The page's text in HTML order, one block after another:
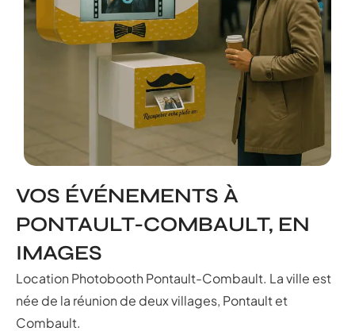
VOS ÉVÉNEMENTS À
PONTAULT-COMBAULT, EN
IMAGES
Location Photobooth Pontault-Combault. La ville est
née de la réunion de deux villages, Pontault et
Combault.